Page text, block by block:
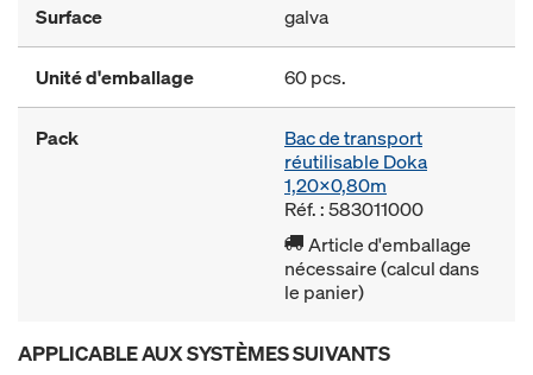
Surface galva
Unité d'emballage 60 pcs.
Pack
Bac de transport
réutilisable Doka
1,20x0,80m
Réf. : 583011000
Article d'emballage
nécessaire (calcul dans
le panier)
APPLICABLE AUX SYSTÈMES SUIVANTS